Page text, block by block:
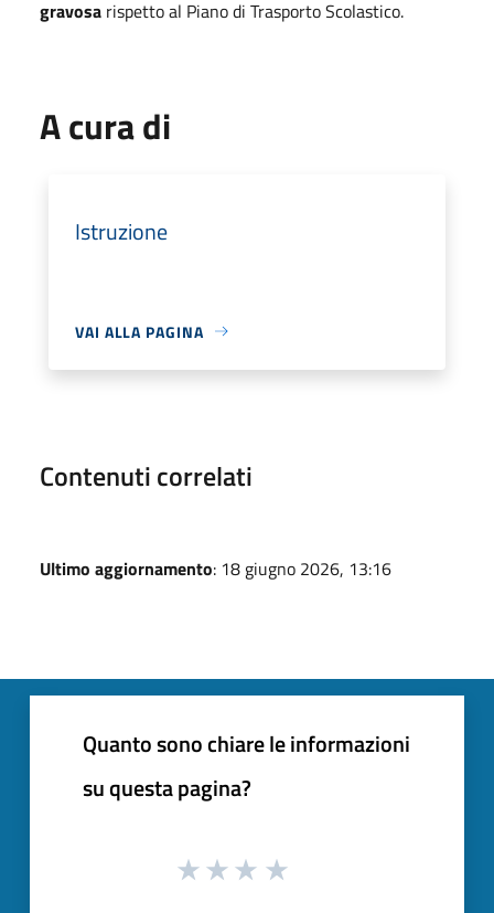
gravosa rispetto al Piano di Trasporto Scolastico.
A cura di
Istruzione
VAI ALLA PAGINA
Contenuti correlati
Ultimo aggiornamento: 18 giugno 2026, 13:16
Quanto sono chiare le informazioni
su questa pagina?